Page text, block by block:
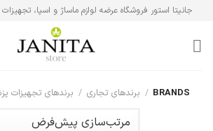
content
جانیتا استور فروشگاه عرضه لوازم ماساژ و اسپا،
BRANDS
/ برندهای تجاری / برندهای تجهیزات